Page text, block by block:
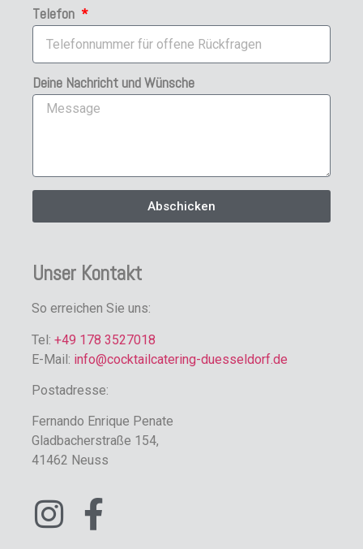
Telefon
Deine Nachricht und Wünsche
Abschicken
Unser Kontakt
So erreichen Sie uns:
Tel: +49 178 3527018
E-Mail: info@cocktailcatering-duesseldorf.de
Postadresse:
Fernando Enrique Penate
Gladbacherstraße 154,
41462 Neuss